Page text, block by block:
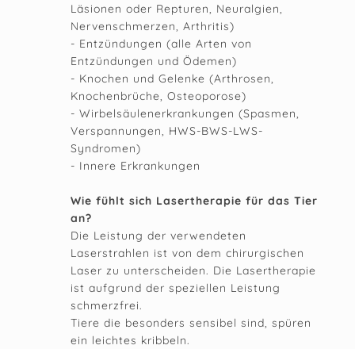
Läsionen oder Repturen, Neuralgien,
Nervenschmerzen, Arthritis)
- Entzündungen (alle Arten von
Entzündungen und Ödemen)
- Knochen und Gelenke (Arthrosen,
Knochenbrüche, Osteoporose)
- Wirbelsäulenerkrankungen (Spasmen,
Verspannungen, HWS-BWS-LWS-
Syndromen)
- Innere Erkrankungen
Wie fühlt sich Lasertherapie für das Tier
an?
Die Leistung der verwendeten
Laserstrahlen ist von dem chirurgischen
Laser zu unterscheiden. Die Lasertherapie
ist aufgrund der speziellen Leistung
schmerzfrei.
Tiere die besonders sensibel sind, spüren
ein leichtes kribbeln.